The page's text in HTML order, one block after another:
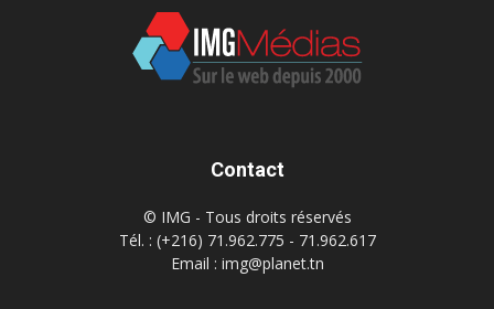
Contact
© IMG - Tous droits réservés
Tél. : (+216) 71.962.775 - 71.962.617
Email : img@planet.tn